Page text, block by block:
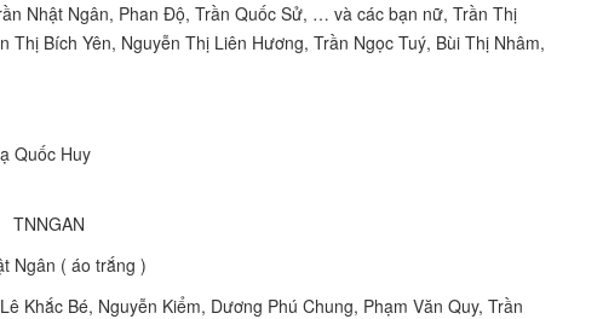
Nhật Ngân, Phan Độ, Trần Quốc Sử, … và các bạn nữ, Trần Thị
Bích Yên, Nguyễn Thị Liên Hương, Trần Ngọc Tuý, Bùi Thị Nhâm,
Quốc Huy
Ngân ( áo trắng )
Khắc Bé, Nguyễn Kiểm, Dương Phú Chung, Phạm Văn Quy, Trần